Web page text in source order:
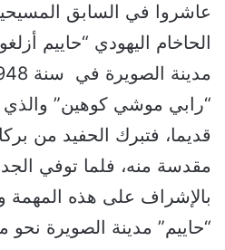
عاشروا في السابق
الحاخام اليهودي “حاييم
“رابي موشي كوهين” والذي
قديما، فتبرك الحفيد من
مقدسة منه، فلما توفي الجد
“حاييم” مدينة الصويرة نحو